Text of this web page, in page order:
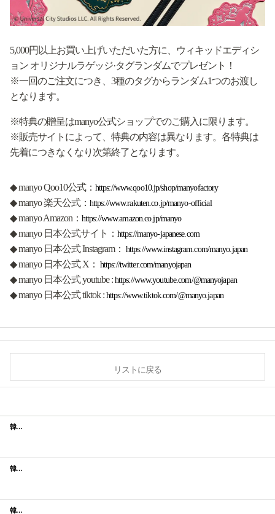
5,000円以上お買い上げいただいた方に、ウィキッドエディシ
ョン オリジナルラゲッジ·タグランダムでプレゼント！
※一回のご注文につき、3種のタグからランダム1つのお渡し
となります。
※特典の贈呈はmanyo公式ショップでのご購入に限ります。
※販売サイトによって、特典の内容は異なります。各特典は
先着につきなくなり次第終了となります。
◆ manyo Qoo10公式： https://www.qoo10.jp/shop/manyofactory
◆ manyo 楽天公式： https://www.rakuten.co.jp/manyo-official
◆ manyo Amazon： https://www.amazon.co.jp/manyo
◆ manyo 日本公式サイト： https://manyo-japanese.com
◆ manyo 日本公式 Instagram： https://www.instagram.com/manyo.japan
◆ manyo 日本公式 X： https://twitter.com/manyojapan
◆ manyo 日本公式 youtube : https://www.youtube.com/@manyojapan
◆ manyo 日本公式 tiktok : https://www.tiktok.com/@manyo.japan
リストに戻る
韓国のスキンケアブランド「manyo」から映画ウィキッドとコラボしたリミティッドエディションが登場！
韓国のスキンケアブランド「manyo」から2024秋限定エディション「金木犀の香り」限定パッケージが登場！
韓国のスキンケアブランド「魔女工場」から人気キャラクターミニオンデザインのリミテッドエディションが登場！